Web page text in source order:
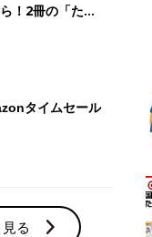
！2冊の「たま
タイムセール
る